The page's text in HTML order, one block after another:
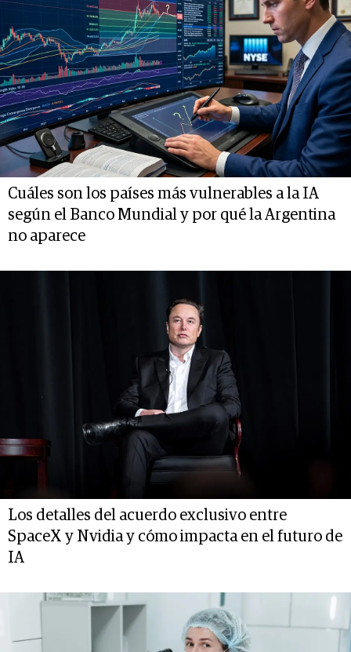
Cuáles son los países más vulnerables a la IA
según el Banco Mundial y por qué la Argentina
no aparece
Los detalles del acuerdo exclusivo entre
SpaceX y Nvidia y cómo impacta en el futuro de
IA